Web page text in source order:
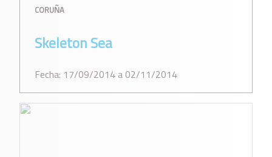
CORUÑA
Skeleton Sea
Fecha: 17/09/2014 a 02/11/2014